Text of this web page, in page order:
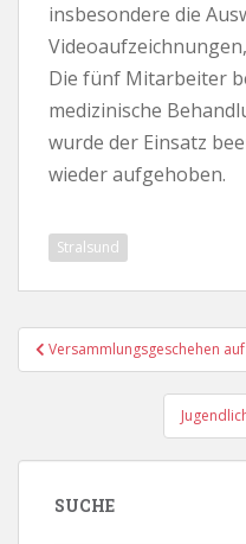
insbesondere die
Die fünf Mitarbeiter
medizinische
wurde der Einsatz
wieder aufgehoben.
Stralsund
Versammlungsgeschehen
SUCHE